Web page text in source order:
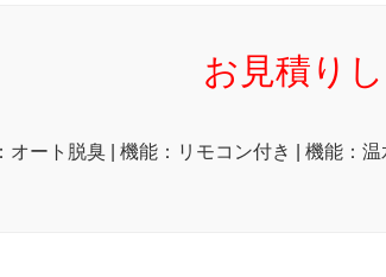
お見積り
ート脱臭 | 機能：リモコン付き | 機能：